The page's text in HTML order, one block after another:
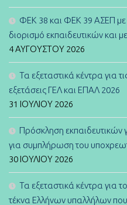
ΦΕΚ 38 και ΦΕΚ 39 ΑΣΕΠ με
διορισμό εκπαιδευτικών και
4 ΑΥΓΟΎΣΤΟΥ 2026
Τα εξεταστικά κέντρα για
εξετάσεις ΓΕΛ και ΕΠΑΛ 2026
31 ΙΟΥΛΊΟΥ 2026
Πρόσκληση εκπαιδευτικών
για συμπλήρωση του
30 ΙΟΥΛΊΟΥ 2026
Τα εξεταστικά κέντρα για
τέκνα Ελλήνων υπαλλήλων